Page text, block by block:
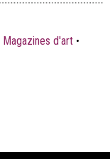
Magazines d'art•